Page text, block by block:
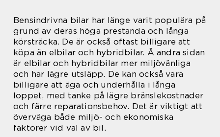
Bensindrivna bilar har länge varit populära på
grund av deras höga prestanda och långa
körsträcka. De är också oftast billigare att
köpa än elbilar och hybridbilar. Å andra sidan
är elbilar och hybridbilar mer miljövänliga
och har lägre utsläpp. De kan också vara
billigare att äga och underhålla i långa
loppet, med tanke på lägre bränslekostnader
och färre reparationsbehov. Det är viktigt att
överväga både miljö- och ekonomiska
faktorer vid val av bil.